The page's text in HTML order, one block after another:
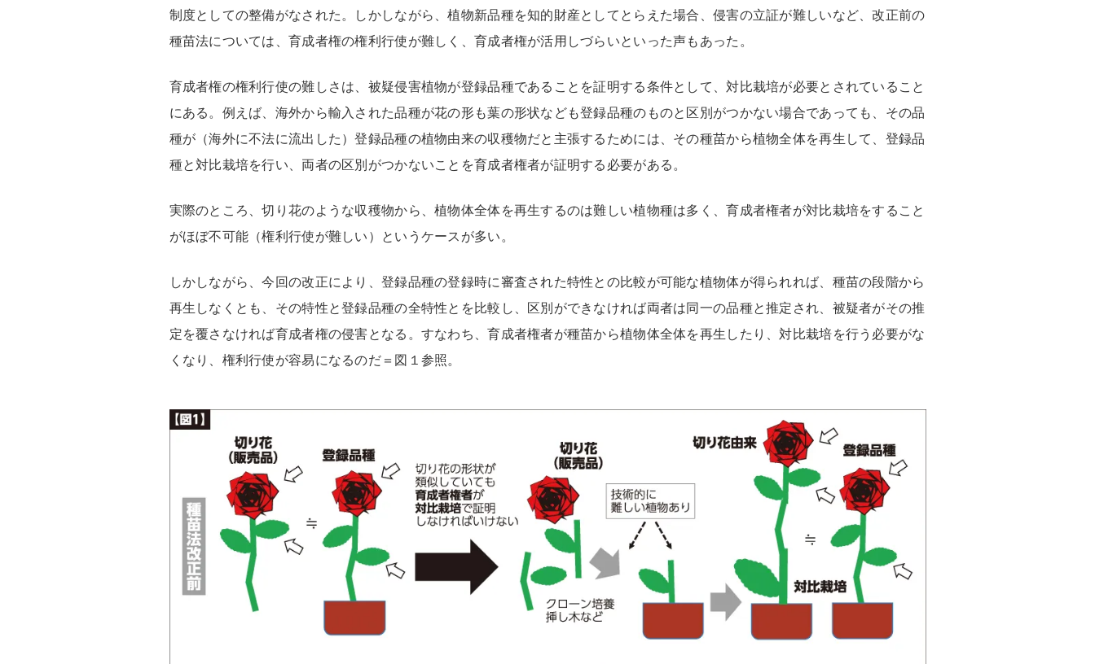
制度としての整備がなされた。しかしながら、植物新品種を知的財産としてとらえた場合、侵害の立証が難しいなど、改正前の
種苗法については、育成者権の権利行使が難しく、育成者権が活用しづらいといった声もあった。
育成者権の権利行使の難しさは、被疑侵害植物が登録品種であることを証明する条件として、対比栽培が必要とされていること
にある。例えば、海外から輸入された品種が花の形も葉の形状なども登録品種のものと区別がつかない場合であっても、その品
種が（海外に不法に流出した）登録品種の植物由来の収穫物だと主張するためには、その種苗から植物全体を再生して、登録品
種と対比栽培を行い、両者の区別がつかないことを育成者権者が証明する必要がある。
実際のところ、切り花のような収穫物から、植物体全体を再生するのは難しい植物種は多く、育成者権者が対比栽培をすること
がほぼ不可能（権利行使が難しい）というケースが多い。
しかしながら、今回の改正により、登録品種の登録時に審査された特性との比較が可能な植物体が得られれば、種苗の段階から
再生しなくとも、その特性と登録品種の全特性とを比較し、区別ができなければ両者は同一の品種と推定され、被疑者がその推
定を覆さなければ育成者権の侵害となる。すなわち、育成者権者が種苗から植物体全体を再生したり、対比栽培を行う必要がな
くなり、権利行使が容易になるのだ＝図１参照。